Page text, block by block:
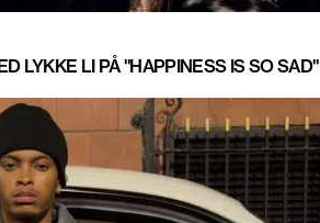
LYKKE LI PÅ "HAPPINESS IS SO SAD"